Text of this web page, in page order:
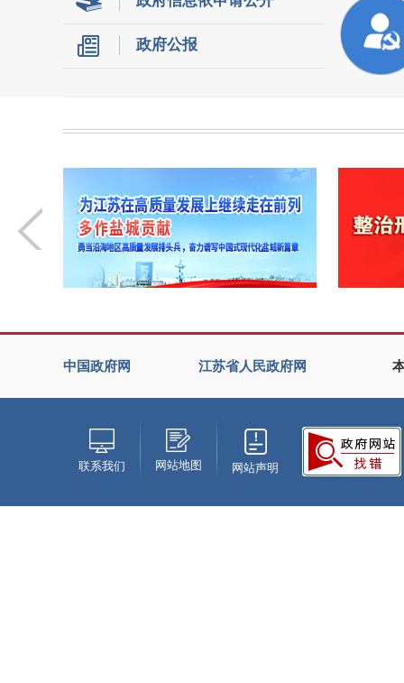
政府公报
中国政府网 江苏省人民政府网
联系我们 网站地图 网站声明